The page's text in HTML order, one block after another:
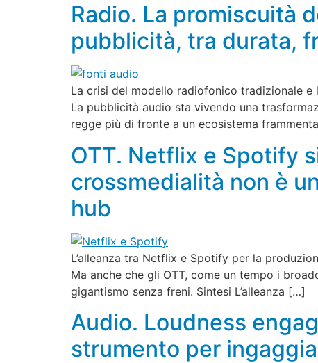
Radio. La promiscuità
pubblicità, tra durata,
La crisi del modello radiofonico tradizionale e
La pubblicità audio sta vivendo una
regge più di fronte a un ecosistema
OTT. Netflix e Spotify
crossmedialità non è
hub
L’alleanza tra Netflix e Spotify per la
Ma anche che gli OTT, come un tempo i
gigantismo senza freni. Sintesi L’alleanza […]
Audio. Loudness
strumento per